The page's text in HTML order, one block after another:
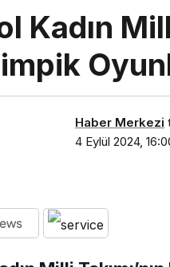
Kadın
Haber Merkezi
4 Eylül 2024,